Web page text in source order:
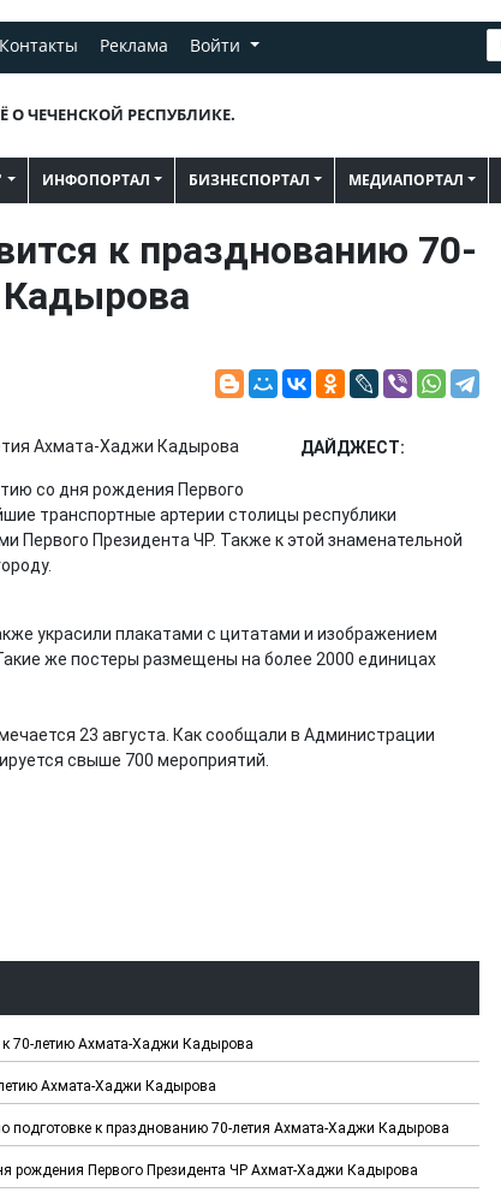
Контакты Реклама Войти
О ЧЕЧЕНСКОЙ РЕСПУБЛИКЕ.
ИНФОПОРТАЛ БИЗНЕСПОРТАЛ МЕДИАПОРТАЛ
к празднованию 70-
ДАЙДЖЕСТ:
со дня рождения Первого
транспортные артерии столицы республики
Первого Президента ЧР. Также к этой знаменательной
украсили плакатами с цитатами и изображением
же постеры размещены на более 2000 единицах
23 августа. Как сообщали в Администрации
свыше 700 мероприятий.
70-летию Ахмата-Хаджи Кадырова
Ахмата-Хаджи Кадырова
подготовке к празднованию 70-летия Ахмата-Хаджи Кадырова
рождения Первого Президента ЧР Ахмат-Хаджи Кадырова